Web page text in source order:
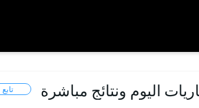
اليوم ونتائج مباشرة تابع